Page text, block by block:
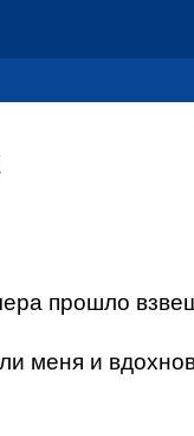
прошло
меня и